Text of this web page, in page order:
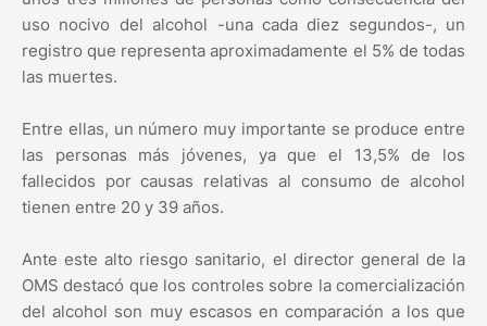
uso nocivo del alcohol -una cada diez segundos-, un
registro que representa aproximadamente el 5% de todas
las muertes.
Entre ellas, un número muy importante se produce entre
las personas más jóvenes, ya que el 13,5% de los
fallecidos por causas relativas al consumo de alcohol
tienen entre 20 y 39 años.
Ante este alto riesgo sanitario, el director general de la
OMS destacó que los controles sobre la comercialización
del alcohol son muy escasos en comparación a los que